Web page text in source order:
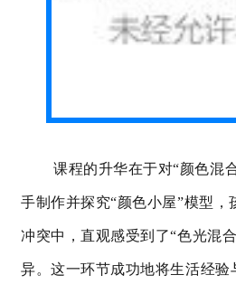
课程的升华在于对“颜色混
手制作并探究“颜色小屋”模型，
冲突中，直观感受到了“色光混
异。这一环节成功地将生活经验